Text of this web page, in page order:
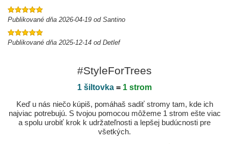
Publikované dňa 2026-04-19 od Santino
Publikované dňa 2025-12-14 od Detlef
#StyleForTrees
1 šiltovka = 1 strom
Keď u nás niečo kúpiš, pomáhaš sadiť stromy tam, kde ich
najviac potrebujú. S tvojou pomocou môžeme 1 strom ešte viac
a spolu urobiť krok k udržateľnosti a lepšej budúcnosti pre
všetkých.